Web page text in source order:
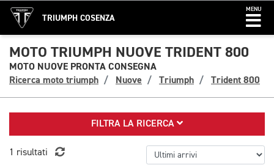
TRIUMPH COSENZA
MENU
MOTO TRIUMPH NUOVE TRIDENT 800
MOTO NUOVE PRONTA CONSEGNA
Ricerca moto triumph
Nuove Triumph Trident 800
FILTRA LA RICERCA
1 risultati